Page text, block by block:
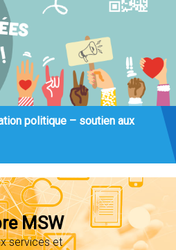
politique – soutien aux
MSW
services et